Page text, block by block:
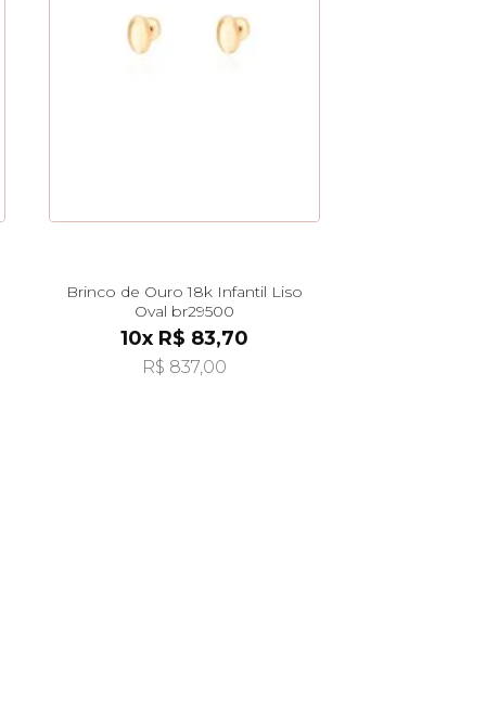
Brinco de Ouro 18k Infantil Liso
Oval br29500
10x R$ 83,70
R$ 837,00